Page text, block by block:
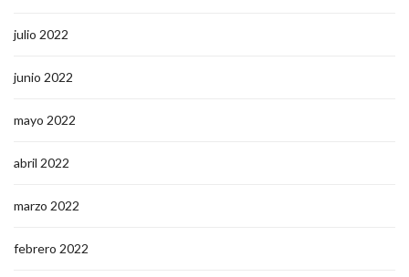
julio 2022
junio 2022
mayo 2022
abril 2022
marzo 2022
febrero 2022